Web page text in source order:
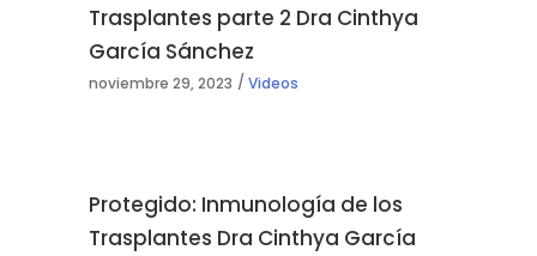
Trasplantes parte 2 Dra Cinthya
García Sánchez
noviembre 29, 2023 Videos
Protegido: Inmunología de los
Trasplantes Dra Cinthya García